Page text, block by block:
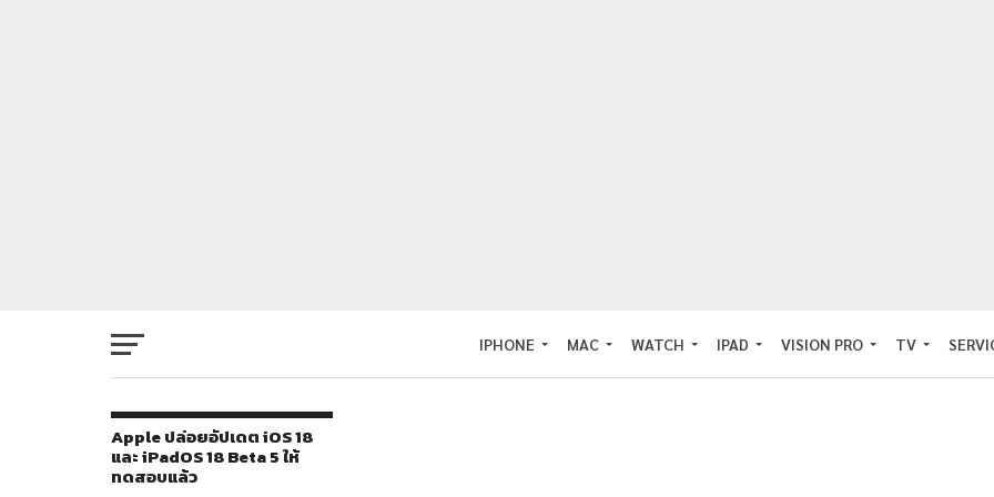
IPHONE MAC WATCH IPAD VISION PRO TV
Apple ปล่อยอัปเดต iOS 18
และ iPadOS 18 Beta 5 ให้
ทดสอบแล้ว